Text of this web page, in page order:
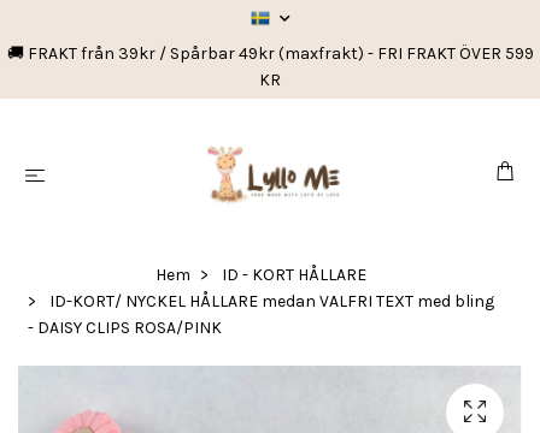
🚚 FRAKT från 39kr / Spårbar 49kr (maxfrakt) - FRI FRAKT ÖVER 599
KR
Hem
ID - KORT HÅLLARE
ID-KORT/ NYCKEL HÅLLARE medan VALFRI TEXT med bling
- DAISY CLIPS ROSA/PINK